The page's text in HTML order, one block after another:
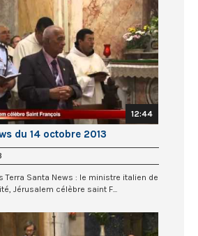
12:44
du 14 octobre 2013
Terra Santa News : le ministre italien de
Jérusalem célèbre saint F...